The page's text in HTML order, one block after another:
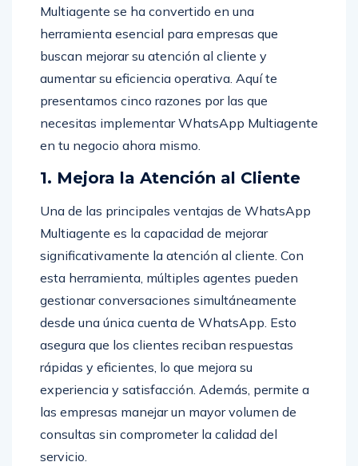
Multiagente se ha convertido en una
herramienta esencial para empresas que
buscan mejorar su atención al cliente y
aumentar su eficiencia operativa. Aquí te
presentamos cinco razones por las que
necesitas implementar WhatsApp Multiagente
en tu negocio ahora mismo.
1. Mejora la Atención al Cliente
Una de las principales ventajas de WhatsApp
Multiagente es la capacidad de mejorar
significativamente la atención al cliente. Con
esta herramienta, múltiples agentes pueden
gestionar conversaciones simultáneamente
desde una única cuenta de WhatsApp. Esto
asegura que los clientes reciban respuestas
rápidas y eficientes, lo que mejora su
experiencia y satisfacción. Además, permite a
las empresas manejar un mayor volumen de
consultas sin comprometer la calidad del
servicio.